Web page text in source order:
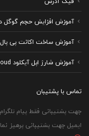
آموزش افزایش حجم گوگل
آموزش ساخت اکانت پی پال
آموزش شارژ اپل آیکلود iCloud
تماس با پشتیبان
جهت پشتیبانی فقط پیام
ایمیل جهت پشتیبانی پرهیز